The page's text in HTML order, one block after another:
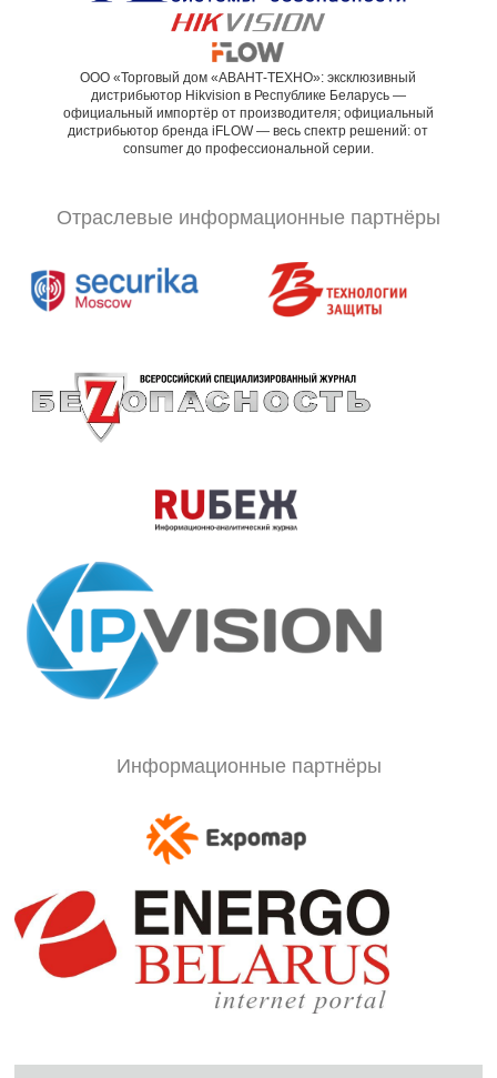
ООО «Торговый дом «АВАНТ-ТЕХНО»: эксклюзивный
дистрибьютор Hikvision в Республике Беларусь —
официальный импортёр от производителя; официальный
дистрибьютор бренда iFLOW — весь спектр решений: от
consumer до профессиональной серии.
Отраслевые информационные партнёры
Информационные партнёры